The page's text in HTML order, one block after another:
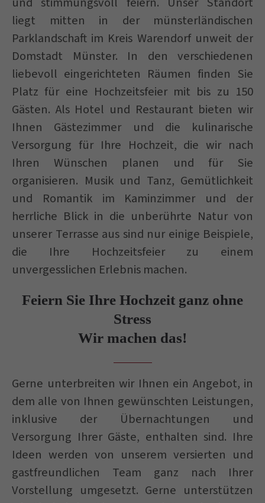
liegt mitten in der münsterländischen
Parklandschaft im Kreis Warendorf unweit der
Domstadt Münster. In den verschiedenen
liebevoll eingerichteten Räumen finden Sie
Platz für eine Hochzeitsfeier mit bis zu 150
Gästen. Als Hotel und Restaurant bieten wir
Ihnen Gästezimmer und die kulinarische
Versorgung für Ihre Hochzeit, die wir nach
Ihren Wünschen planen und für Sie
organisieren. Musik und Tanz, Gemütlichkeit
und Romantik im Kaminzimmer und der
herrliche Blick in die unberührte Natur von
unserer Terrasse aus sind nur einige Beispiele,
die Ihre Hochzeitsfeier zu einem
unvergesslichen Erlebnis machen.
Feiern Sie Ihre Hochzeit ganz ohne
Stress
Wir machen das!
Gerne unterbreiten wir Ihnen ein Angebot, in
dem alle von Ihnen gewünschten Leistungen,
inklusive der Übernachtungen und
Versorgung Ihrer Gäste, enthalten sind. Ihre
Ideen werden von unserem versierten und
gastfreundlichen Team ganz nach Ihrer
Vorstellung umgesetzt. Gerne unterstützen